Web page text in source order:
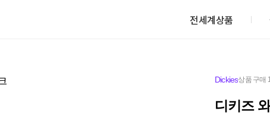
전세계상품
Dickies상품 구매
디키즈